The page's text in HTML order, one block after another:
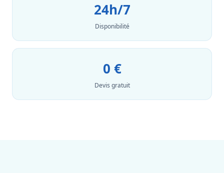
24h/7
Disponibilité
0 €
Devis gratuit